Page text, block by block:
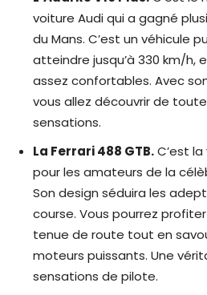
voiture Audi qui a gagné
du Mans. C’est un véhicule
atteindre jusqu’à 330 km/h,
assez confortables. Avec
vous allez découvrir de
sensations.
La Ferrari 488 GTB.C’est
pour les amateurs de la
Son design séduira les
course. Vous pourrez
tenue de route tout en
moteurs puissants. Une
sensations de pilote.